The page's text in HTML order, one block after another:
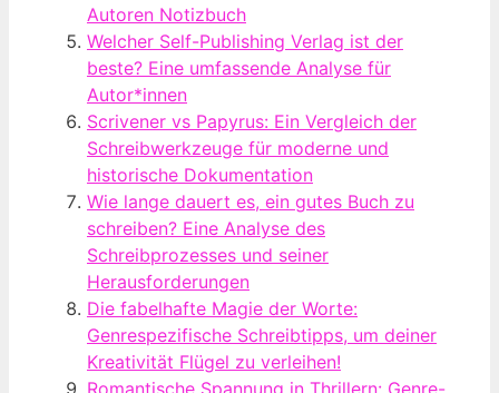
Autoren Notizbuch
Welcher Self-Publishing Verlag ist der
beste? Eine umfassende Analyse für
Autor*innen
Scrivener vs Papyrus: Ein Vergleich der
Schreibwerkzeuge für moderne und
historische Dokumentation
Wie lange dauert es, ein gutes Buch zu
schreiben? Eine Analyse des
Schreibprozesses und seiner
Herausforderungen
Die fabelhafte Magie der Worte:
Genrespezifische Schreibtipps, um deiner
Kreativität Flügel zu verleihen!
Romantische Spannung in Thrillern: Genre-